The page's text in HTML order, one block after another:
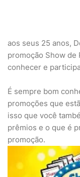
aos seus 25 anos,
promoção Show de
conhecer e
É sempre bom
promoções que
isso que você
prêmios e o que é
promoção.